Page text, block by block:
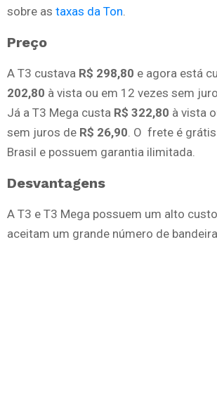
sobre as taxas da Ton.
Preço
A T3 custava R$ 298,80 e agora está
202,80 à vista ou em 12 vezes sem
Já a T3 Mega custa R$ 322,80 à vista
sem juros de R$ 26,90. O frete é
Brasil e possuem garantia ilimitada.
Desvantagens
A T3 e T3 Mega possuem um alto
aceitam um grande número de